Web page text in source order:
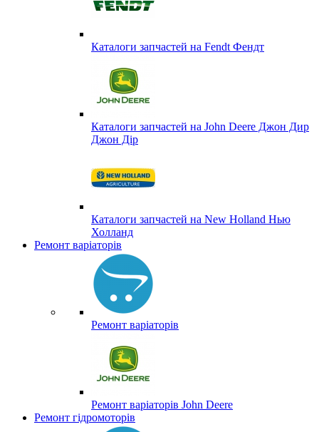
Каталоги запчастей на Fendt Фендт
Каталоги запчастей на John Deere Джон Дир
Джон Дір
Каталоги запчастей на New Holland Нью
Холланд
Ремонт варіаторів
Ремонт варіаторів
Ремонт варіаторів John Deere
Ремонт гідромоторів